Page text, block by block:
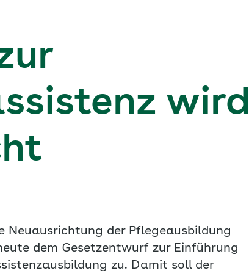
wird
Neuausrichtung der Pflegeausbildung
dem Gesetzentwurf zur Einführung
zu. Damit soll der